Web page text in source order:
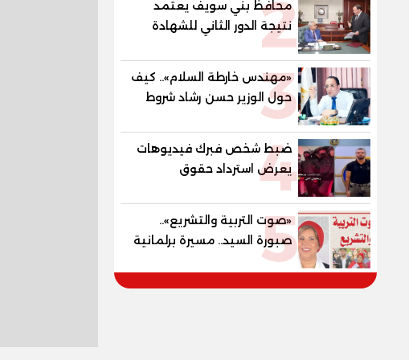
المستقبل
2
محافظ بني سويف يعتمد
نتيجة الدور الثاني للشهادة
الإعدادية العامة بنسبة
79.9% نظامي ...و69.55%
منازل.. و70.56% للمهنية ..
و100% للصُم وضعاف السمع3
«مهندس خارطة السلام».. كيف
حول الوزير حسن رشاد شروط
الحرب المعقدة إلى "خارطة
طريق" للانسحاب والإعمار؟
4
ضبط شخص فبرك فيديوهات
يعرض استرداد حقوق
المواطنين بالقوة
5
«صوت التربية والتشريع»..
صبورة السيد.. مسيرة برلمانية
وتربوية تجمع بين تشريع